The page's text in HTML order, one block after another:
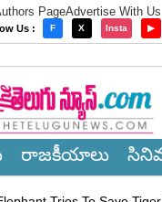
PageAdvertise With Us
Us : F X Insta ▶
రాజ‌కీయాలు